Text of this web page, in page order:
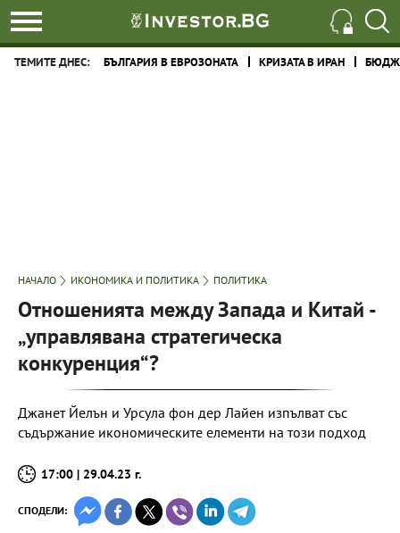
ТЕМИТЕ ДНЕС: БЪЛГАРИЯ В ЕВРОЗОНАТА КРИЗАТА В ИРАН
НАЧАЛО ИКОНОМИКА И ПОЛИТИКА ПОЛИТИКА
Отношенията между Запада и Китай -
„управлявана стратегическа
конкуренция“?
Джанет Йелън и Урсула фон дер Лайен изпълват със
съдържание икономическите елементи на този подход
17:00 | 29.04.23 г.
СПОДЕЛИ: